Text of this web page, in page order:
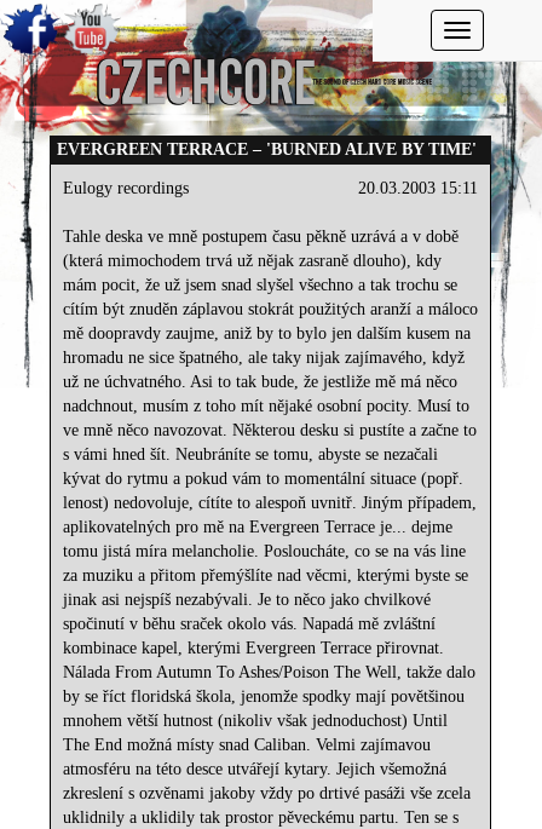
Toggle
EVERGREEN TERRACE – 'BURNED ALIVE BY TIME'
20.03.2003 15:11
Eulogy recordings
Tahle deska ve mně postupem času pěkně uzrává a v době
(která mimochodem trvá už nějak zasraně dlouho), kdy
mám pocit, že už jsem snad slyšel všechno a tak trochu se
cítím být znuděn záplavou stokrát použitých aranží a máloco
mě doopravdy zaujme, aniž by to bylo jen dalším kusem na
hromadu ne sice špatného, ale taky nijak zajímavého, když
už ne úchvatného. Asi to tak bude, že jestliže mě má něco
nadchnout, musím z toho mít nějaké osobní pocity. Musí to
ve mně něco navozovat. Některou desku si pustíte a začne to
s vámi hned šít. Neubráníte se tomu, abyste se nezačali
kývat do rytmu a pokud vám to momentální situace (popř.
lenost) nedovoluje, cítíte to alespoň uvnitř. Jiným případem,
aplikovatelných pro mě na Evergreen Terrace je... dejme
tomu jistá míra melancholie. Posloucháte, co se na vás line
za muziku a přitom přemýšlíte nad věcmi, kterými byste se
jinak asi nejspíš nezabývali. Je to něco jako chvilkové
spočinutí v běhu sraček okolo vás. Napadá mě zvláštní
kombinace kapel, kterými Evergreen Terrace přirovnat.
Nálada From Autumn To Ashes/Poison The Well, takže dalo
by se říct floridská škola, jenomže spodky mají povětšinou
mnohem větší hutnost (nikoliv však jednoduchost) Until
The End možná místy snad Caliban. Velmi zajímavou
atmosféru na této desce utvářejí kytary. Jejich všemožná
zkreslení s ozvěnami jakoby vždy po drtivé pasáži vše zcela
uklidnily a uklidily tak prostor pěveckému partu. Ten se s